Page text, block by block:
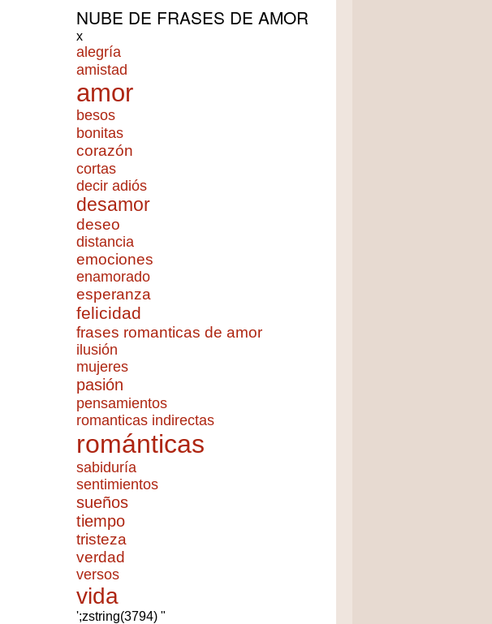
NUBE DE FRASES DE AMOR
x
alegría
amistad
amor
besos
bonitas
corazón
cortas
decir adiós
desamor
deseo
distancia
emociones
enamorado
esperanza
felicidad
frases romanticas de amor
ilusión
mujeres
pasión
pensamientos
romanticas indirectas
románticas
sabiduría
sentimientos
sueños
tiempo
tristeza
verdad
versos
vida
';zstring(3794) "